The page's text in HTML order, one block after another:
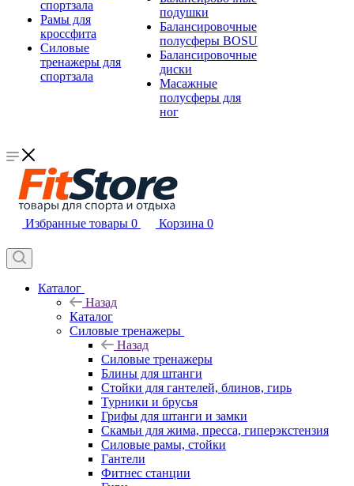
спортзала
Рамы для
кроссфита
Силовые
тренажеры для
спортзала
подушки
Балансировочные
полусферы BOSU
Балансировочные
диски
Масажные
полусферы для
ног
Избранные товары 0 Корзина 0
Каталог
Назад
Каталог
Силовые тренажеры
Назад
Силовые тренажеры
Блины для штанги
Стойки для гантелей, блинов, гирь
Турники и брусья
Грифы для штанги и замки
Скамьи для жима, пресса, гиперэкстензия
Силовые рамы, стойки
Гантели
Фитнес станции